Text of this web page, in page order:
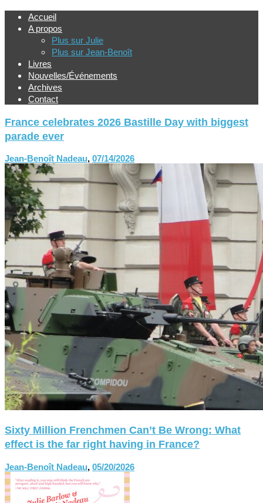
Accueil
A propos
Plus sur Julie
Plus sur Jean-Benoît
Livres
Nouvelles/Événements
Archives
Contact
France celebrates 2026 Bastille Day with biggest
parade ever
Jean-Benoît Nadeau, 07/14/2026
Sixty Million Frenchmen Can’t Be Wrong: What
effect is the far right having in France?
Jean-Benoît Nadeau, 05/20/2026